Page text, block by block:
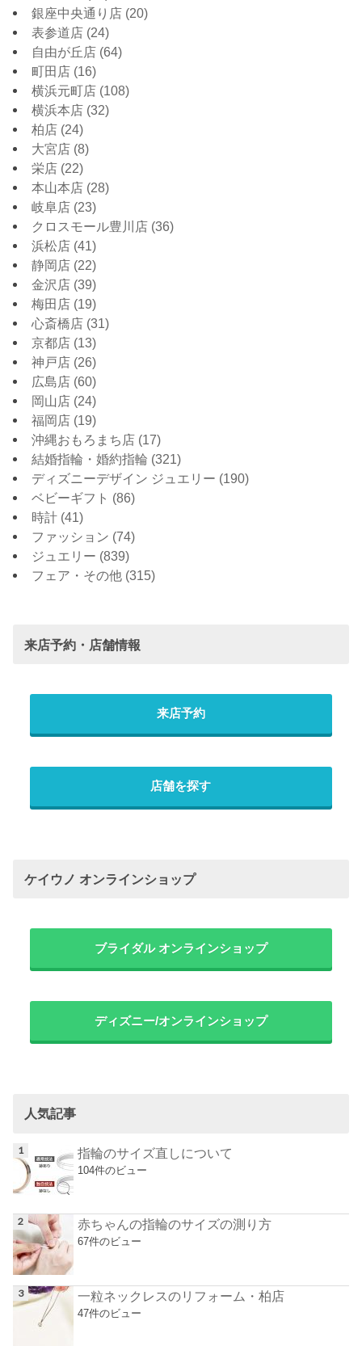
銀座中央通り店 (20)
表参道店 (24)
自由が丘店 (64)
町田店 (16)
横浜元町店 (108)
横浜本店 (32)
柏店 (24)
大宮店 (8)
栄店 (22)
本山本店 (28)
岐阜店 (23)
クロスモール豊川店 (36)
浜松店 (41)
静岡店 (22)
金沢店 (39)
梅田店 (19)
心斎橋店 (31)
京都店 (13)
神戸店 (26)
広島店 (60)
岡山店 (24)
福岡店 (19)
沖縄おもろまち店 (17)
結婚指輪・婚約指輪 (321)
ディズニーデザイン ジュエリー (190)
ベビーギフト (86)
時計 (41)
ファッション (74)
ジュエリー (839)
フェア・その他 (315)
来店予約・店舗情報
来店予約
店舗を探す
ケイウノ オンラインショップ
ブライダル オンラインショップ
ディズニー/オンラインショップ
人気記事
指輪のサイズ直しについて
104件のビュー
赤ちゃんの指輪のサイズの測り方
67件のビュー
一粒ネックレスのリフォーム・柏店
47件のビュー